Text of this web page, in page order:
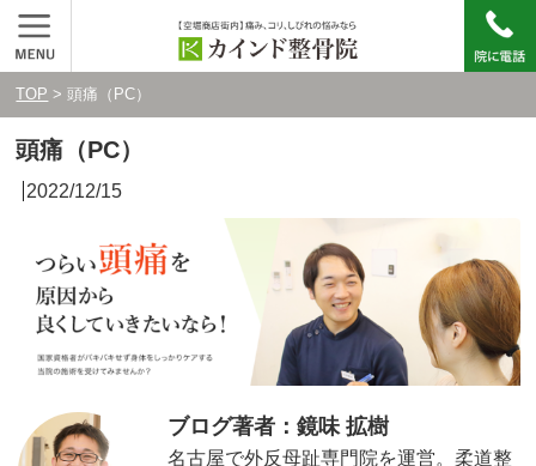
TOP > 頭痛（PC）
頭痛（PC）
2022/12/15
ブログ著者：鏡味 拡樹
名古屋で外反母趾専門院を運営。柔道整